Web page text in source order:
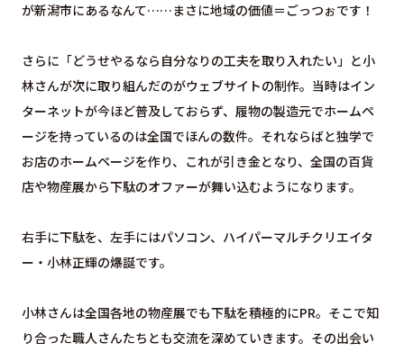
が新潟市にあるなんて……まさに地域の価値＝ごっつぉです！
さらに「どうせやるなら自分なりの工夫を取り入れたい」と小
林さんが次に取り組んだのがウェブサイトの制作。当時はイン
ターネットが今ほど普及しておらず、履物の製造元でホームペ
ージを持っているのは全国でほんの数件。それならばと独学で
お店のホームページを作り、これが引き金となり、全国の百貨
店や物産展から下駄のオファーが舞い込むようになります。
右手に下駄を、左手にはパソコン、ハイパーマルチクリエイタ
ー・小林正輝の爆誕です。
小林さんは全国各地の物産展でも下駄を積極的にPR。そこで知
り合った職人さんたちとも交流を深めていきます。その出会い